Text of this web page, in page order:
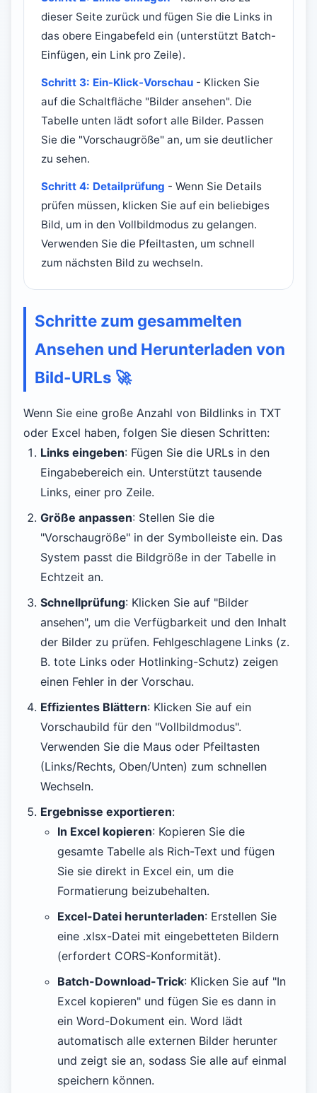
dieser Seite zurück und fügen Sie die Links in
das obere Eingabefeld ein (unterstützt Batch-
Einfügen, ein Link pro Zeile).
Schritt 3: Ein-Klick-Vorschau - Klicken Sie
auf die Schaltfläche "Bilder ansehen". Die
Tabelle unten lädt sofort alle Bilder. Passen
Sie die "Vorschaugröße" an, um sie deutlicher
zu sehen.
Schritt 4: Detailprüfung - Wenn Sie Details
prüfen müssen, klicken Sie auf ein beliebiges
Bild, um in den Vollbildmodus zu gelangen.
Verwenden Sie die Pfeiltasten, um schnell
zum nächsten Bild zu wechseln.
Schritte zum gesammelten
Ansehen und Herunterladen von
Bild-URLs 🚀
Wenn Sie eine große Anzahl von Bildlinks in TXT
oder Excel haben, folgen Sie diesen Schritten:
Links eingeben: Fügen Sie die URLs in den
Eingabebereich ein. Unterstützt tausende
Links, einer pro Zeile.
Größe anpassen: Stellen Sie die
"Vorschaugröße" in der Symbolleiste ein. Das
System passt die Bildgröße in der Tabelle in
Echtzeit an.
Schnellprüfung: Klicken Sie auf "Bilder
ansehen", um die Verfügbarkeit und den Inhalt
der Bilder zu prüfen. Fehlgeschlagene Links (z.
B. tote Links oder Hotlinking-Schutz) zeigen
einen Fehler in der Vorschau.
Effizientes Blättern: Klicken Sie auf ein
Vorschaubild für den "Vollbildmodus".
Verwenden Sie die Maus oder Pfeiltasten
(Links/Rechts, Oben/Unten) zum schnellen
Wechseln.
Ergebnisse exportieren:
In Excel kopieren: Kopieren Sie die
gesamte Tabelle als Rich-Text und fügen
Sie sie direkt in Excel ein, um die
Formatierung beizubehalten.
Excel-Datei herunterladen: Erstellen Sie
eine .xlsx-Datei mit eingebetteten Bildern
(erfordert CORS-Konformität).
Batch-Download-Trick: Klicken Sie auf "In
Excel kopieren" und fügen Sie es dann in
ein Word-Dokument ein. Word lädt
automatisch alle externen Bilder herunter
und zeigt sie an, sodass Sie alle auf einmal
speichern können.